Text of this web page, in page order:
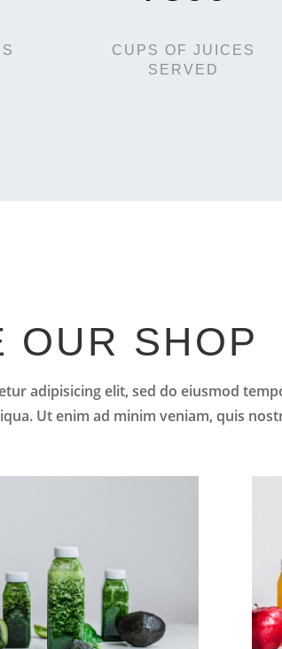
CUPS OF JUICES
SERVED
OUR SHOP
adipisicing elit, sed do eiusmod
Ut enim ad minim veniam, quis